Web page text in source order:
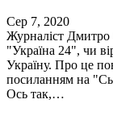
Сер 7, 2020
Журналіст Дмитро
"Україна 24", чи
Україну. Про це
посиланням на
Ось так,…